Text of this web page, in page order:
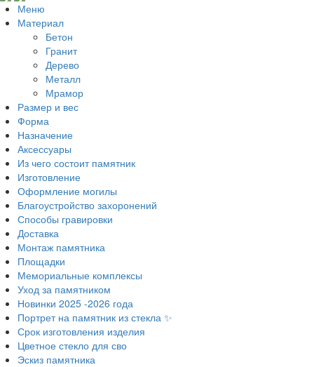
Меню
Материал
Бетон
Гранит
Дерево
Металл
Мрамор
Размер и вес
Форма
Назначение
Аксессуары
Из чего состоит памятник
Изготовление
Оформление могилы
Благоустройство захоронений
Способы гравировки
Доставка
Монтаж памятника
Площадки
Мемориальные комплексы
Уход за памятником
Новинки 2025 -2026 года
Портрет на памятник из стекла ✨
Срок изготовления изделия
Цветное стекло для сво
Эскиз памятника